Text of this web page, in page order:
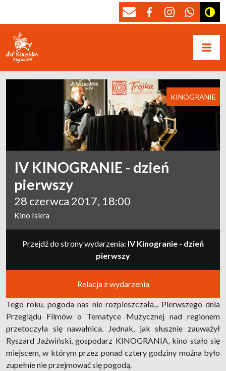
IV KINOGRANIE - dzień
pierwszy
28 czerwca 2017, 18:00
Kino Iskra
KINOGRANIE
Przejdź do strony wydarzenia: IV Kinogranie - dzień
pierwszy
Relacja z wydarzenia
Tego roku, pogoda nas nie rozpieszczała... Pierwszego dnia
Przeglądu Filmów o Tematyce Muzycznej nad regionem
przetoczyła się nawałnica. Jednak, jak słusznie zauważył
Ryszard Jaźwiński, gospodarz KINOGRANIA, kino stało się
miejscem, w którym przez ponad cztery godziny można było
zupełnie nie przejmować się pogodą.